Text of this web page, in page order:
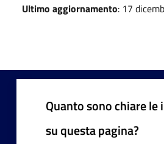
Ultimo aggiornamento: 17
Quanto sono chiare
su questa pagina?